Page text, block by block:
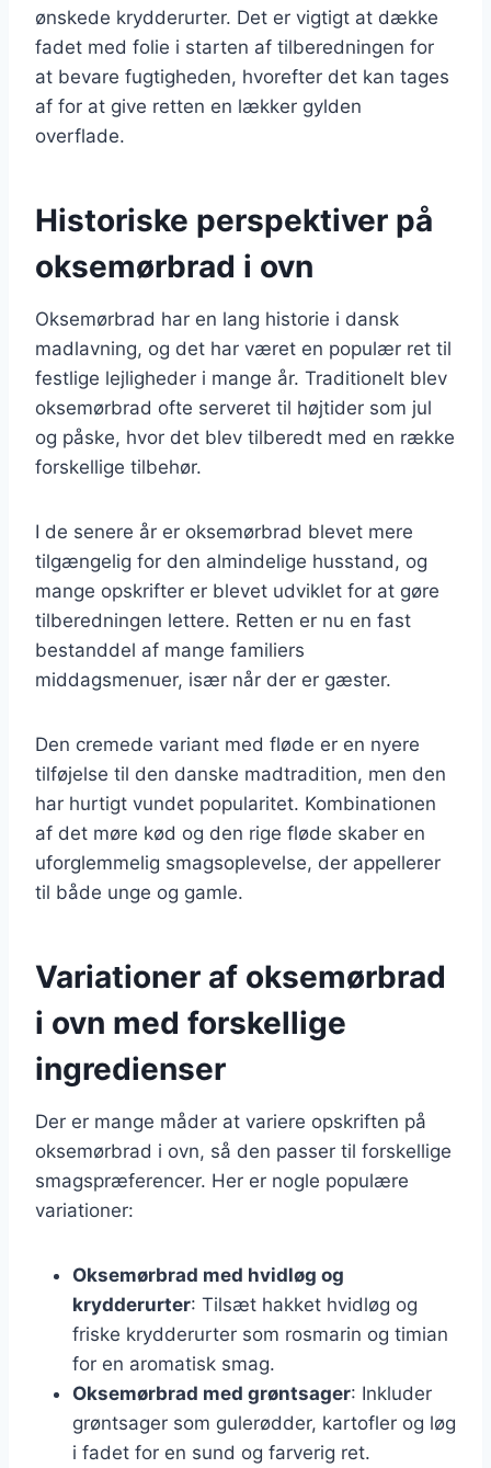
ønskede krydderurter. Det er vigtigt at dække
fadet med folie i starten af tilberedningen for
at bevare fugtigheden, hvorefter det kan tages
af for at give retten en lækker gylden
overflade.
Historiske perspektiver på
oksemørbrad i ovn
Oksemørbrad har en lang historie i dansk
madlavning, og det har været en populær ret til
festlige lejligheder i mange år. Traditionelt blev
oksemørbrad ofte serveret til højtider som jul
og påske, hvor det blev tilberedt med en række
forskellige tilbehør.
I de senere år er oksemørbrad blevet mere
tilgængelig for den almindelige husstand, og
mange opskrifter er blevet udviklet for at gøre
tilberedningen lettere. Retten er nu en fast
bestanddel af mange familiers
middagsmenuer, især når der er gæster.
Den cremede variant med fløde er en nyere
tilføjelse til den danske madtradition, men den
har hurtigt vundet popularitet. Kombinationen
af det møre kød og den rige fløde skaber en
uforglemmelig smagsoplevelse, der appellerer
til både unge og gamle.
Variationer af oksemørbrad
i ovn med forskellige
ingredienser
Der er mange måder at variere opskriften på
oksemørbrad i ovn, så den passer til forskellige
smagspræferencer. Her er nogle populære
variationer:
Oksemørbrad med hvidløg og
krydderurter: Tilsæt hakket hvidløg og
friske krydderurter som rosmarin og timian
for en aromatisk smag.
Oksemørbrad med grøntsager: Inkluder
grøntsager som gulerødder, kartofler og løg
i fadet for en sund og farverig ret.